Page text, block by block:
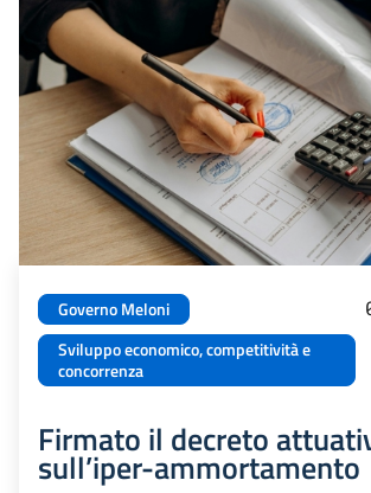
Governo Meloni
Sviluppo economico, competitività e
concorrenza
Firmato il decreto
sull’iper-ammortamento